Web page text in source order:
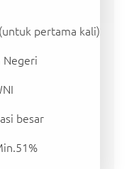
pertama kali)
Negeri
besar